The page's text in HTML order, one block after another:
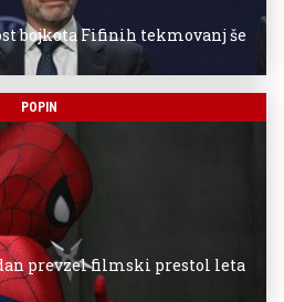
bojkota Fifinih tekmovanj še
POPIN
prevzel filmski prestol leta